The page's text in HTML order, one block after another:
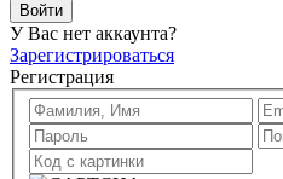
Войти
У Вас нет аккаунта?
Зарегистрироваться
Регистрация